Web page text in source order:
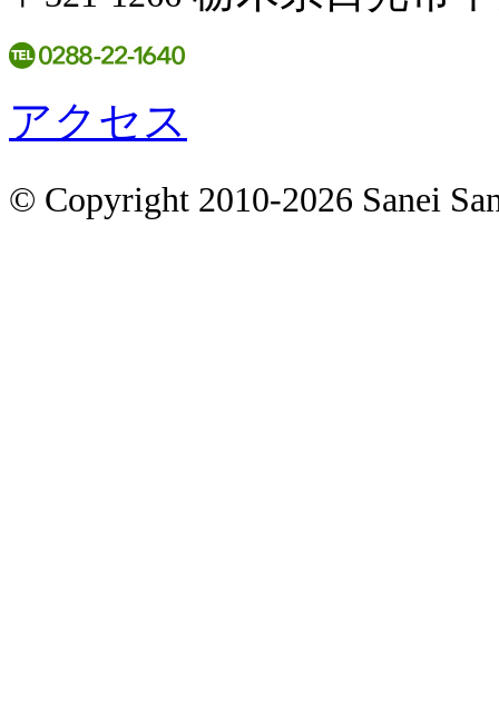
アクセス
© Copyright 2010-2026 Sanei